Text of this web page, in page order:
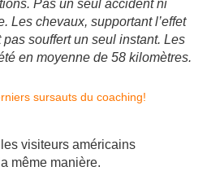
Pas un seul accident ni
Les chevaux, supportant l’effet
pas souffert un seul instant. Les
en moyenne de 58 kilomètres.
visiteurs américains
même manière.